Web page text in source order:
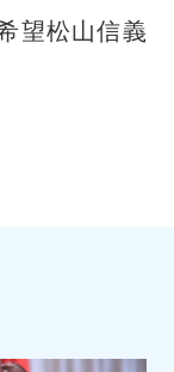
望松山信義